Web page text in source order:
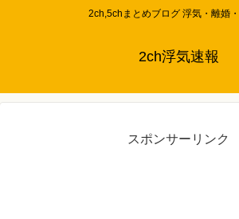
2ch,5chまとめブログ 浮気・離婚
2ch浮気速報
スポンサーリンク